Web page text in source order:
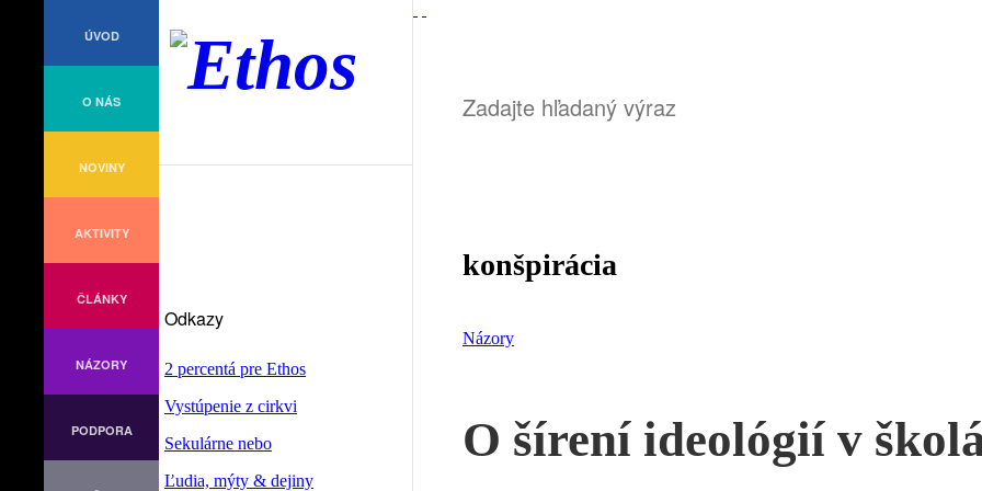
konšpirácia
Názory
O šírení ideológií v
Odkazy
2 percentá pre Ethos
Vystúpenie z cirkvi
Sekulárne nebo
Ľudia, mýty & dejiny
ÚVOD
O NÁS
NOVINY
AKTIVITY
ČLÁNKY
NÁZORY
PODPORA